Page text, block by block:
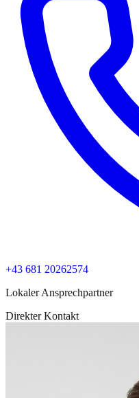
+43 681 20262574
Lokaler Ansprechpartner
Direkter Kontakt